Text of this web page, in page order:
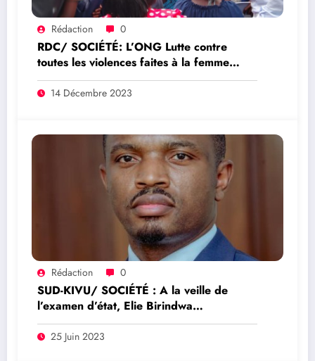
Rédaction 0
RDC/ SOCIÉTÉ: L’ONG Lutte contre
toutes les violences faites à la femme
(LCVF/ONGDH) a entamée la tournée de
sensibilisation sur l’éducation civique et
14 Décembre 2023
Rédaction 0
SUD-KIVU/ SOCIÉTÉ : A la veille de
l’examen d’état, Elie Birindwa
Kishibagaya souhaite bonne chance à tous
les finalistes des écoles de Bukavu
25 Juin 2023